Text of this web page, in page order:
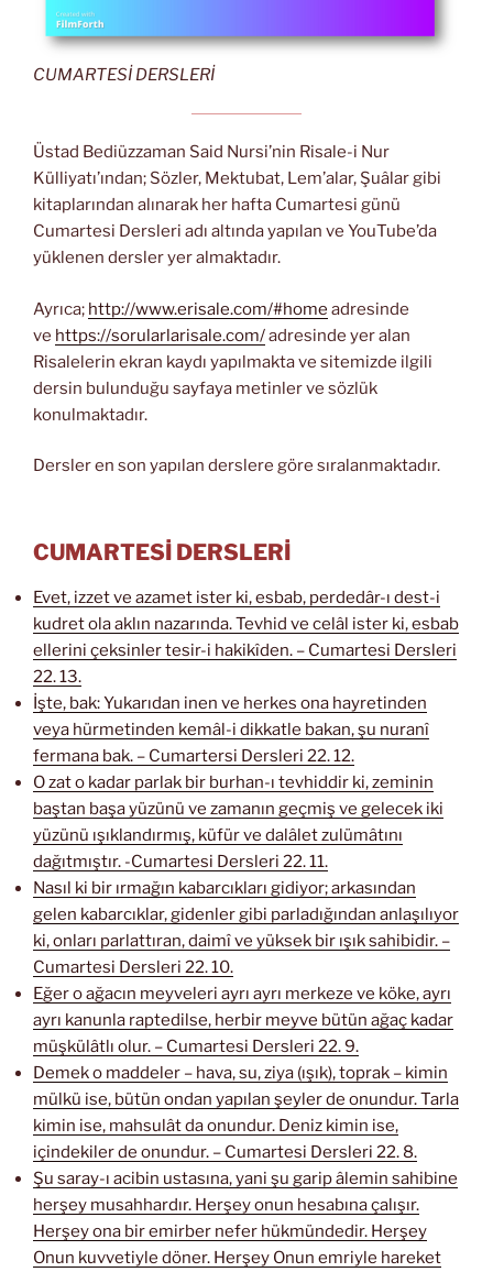
CUMARTESİ DERSLERİ
Üstad Bediüzzaman Said Nursi’nin Risale-i Nur
Külliyatı’ından; Sözler, Mektubat, Lem’alar, Şuâlar gibi
kitaplarından alınarak her hafta Cumartesi günü
Cumartesi Dersleri adı altında yapılan ve YouTube’da
yüklenen dersler yer almaktadır.
Ayrıca; http://www.erisale.com/#home adresinde
ve https://sorularlarisale.com/adresinde yer alan
Risalelerin ekran kaydı yapılmakta ve sitemizde ilgili
dersin bulunduğu sayfaya metinler ve sözlük
konulmaktadır.
Dersler en son yapılan derslere göre sıralanmaktadır.
CUMARTESİ DERSLERİ
Evet, izzet ve azamet ister ki, esbab, perdedâr-ı dest-i
kudret ola aklın nazarında. Tevhid ve celâl ister ki, esbab
ellerini çeksinler tesir-i hakikîden. – Cumartesi Dersleri
22. 13.
İşte, bak: Yukarıdan inen ve herkes ona hayretinden
veya hürmetinden kemâl-i dikkatle bakan, şu nuranî
fermana bak. – Cumartersi Dersleri 22. 12.
O zat o kadar parlak bir burhan-ı tevhiddir ki, zeminin
baştan başa yüzünü ve zamanın geçmiş ve gelecek iki
yüzünü ışıklandırmış, küfür ve dalâlet zulümâtını
dağıtmıştır. -Cumartesi Dersleri 22. 11.
Nasıl ki bir ırmağın kabarcıkları gidiyor; arkasından
gelen kabarcıklar, gidenler gibi parladığından anlaşılıyor
ki, onları parlattıran, daimî ve yüksek bir ışık sahibidir. –
Cumartesi Dersleri 22. 10.
Eğer o ağacın meyveleri ayrı ayrı merkeze ve köke, ayrı
ayrı kanunla raptedilse, herbir meyve bütün ağaç kadar
müşkülâtlı olur. – Cumartesi Dersleri 22. 9.
Demek o maddeler – hava, su, ziya (ışık), toprak – kimin
mülkü ise, bütün ondan yapılan şeyler de onundur. Tarla
kimin ise, mahsulât da onundur. Deniz kimin ise,
içindekiler de onundur. – Cumartesi Dersleri 22. 8.
Şu saray-ı acibin ustasına, yani şu garip âlemin sahibine
herşey musahhardır. Herşey onun hesabına çalışır.
Herşey ona bir emirber nefer hükmündedir. Herşey
Onun kuvvetiyle döner. Herşey Onun emriyle hareket